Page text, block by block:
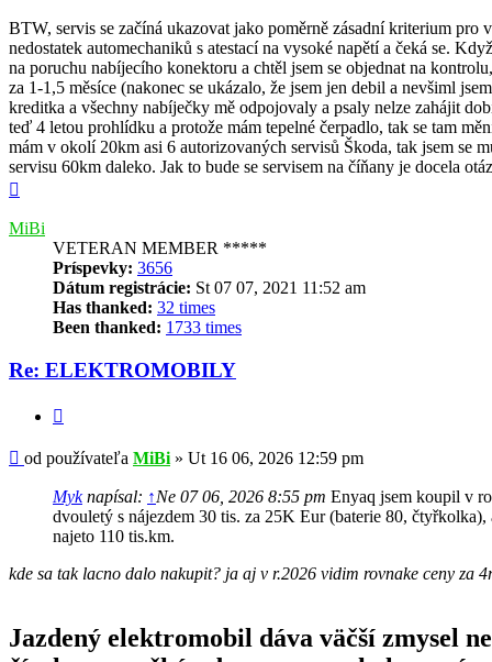
BTW, servis se začíná ukazovat jako poměrně zásadní kriterium pro
nedostatek automechaniků s atestací na vysoké napětí a čeká se.
na poruchu nabíjecího konektoru a chtěl jsem se objednat na
za 1-1,5 měsíce (nakonec se ukázalo, že jsem jen debil a nevšiml
kreditka a všechny nabíječky mě odpojovaly a psaly nelze zahájit
teď 4 letou prohlídku a protože mám tepelné čerpadlo, tak se tam
mám v okolí 20km asi 6 autorizovaných servisů Škoda, tak jsem se
servisu 60km daleko. Jak to bude se servisem na číňany je docela
MiBi
VETERAN MEMBER *****
Príspevky: 3656
Dátum registrácie: St 07 07, 2021 11:52 am
Has thanked: 32 times
Been thanked: 1733 times
Re: ELEKTROMOBILY
Príspevok
od používateľa MiBi » Ut 16 06, 2026 12:59 pm
Myknapísal: ↑Ne 07 06, 2026 8:55 pm Enyaq jsem koupil v
dvouletý s nájezdem 30 tis. za 25K Eur (baterie 80, čtyřkolka),
najeto 110 tis.km.
kde sa tak lacno dalo nakupit? ja aj v r.2026 vidim rovnake ceny za
Jazdený elektromobil dáva väčší zmysel